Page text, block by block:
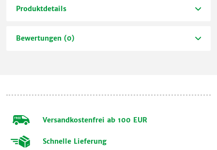
Produktdetails
Bewertungen (0)
Versandkostenfrei ab 100 EUR
Schnelle Lieferung